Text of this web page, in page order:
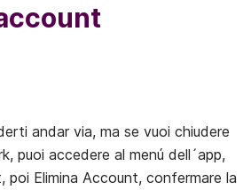
andar via, ma se vuoi chiudere
puoi accedere al menú dell´app,
poi Elimina Account, confermare la